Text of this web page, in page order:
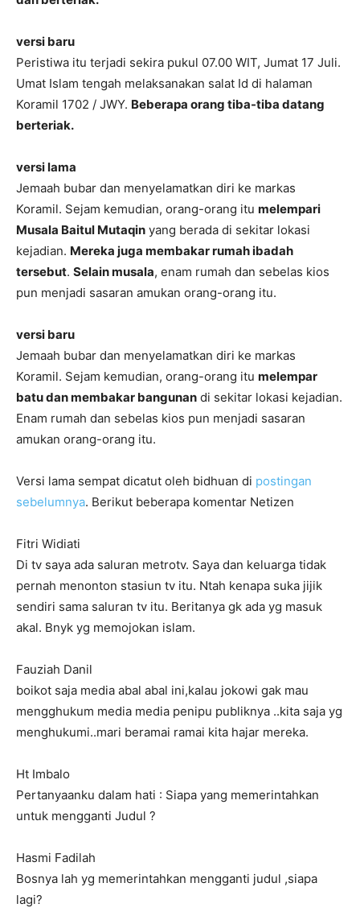
versi baru
Peristiwa itu terjadi sekira pukul 07.00 WIT, Jumat 17 Juli.
Umat Islam tengah melaksanakan salat Id di halaman
Koramil 1702 / JWY. Beberapa orang tiba-tiba datang
berteriak.
versi lama
Jemaah bubar dan menyelamatkan diri ke markas
Koramil. Sejam kemudian, orang-orang itu melempari
Musala Baitul Mutaqin yang berada di sekitar lokasi
kejadian. Mereka juga membakar rumah ibadah
tersebut. Selain musala, enam rumah dan sebelas kios
pun menjadi sasaran amukan orang-orang itu.
versi baru
Jemaah bubar dan menyelamatkan diri ke markas
Koramil. Sejam kemudian, orang-orang itu melempar
batu dan membakar bangunan di sekitar lokasi kejadian.
Enam rumah dan sebelas kios pun menjadi sasaran
amukan orang-orang itu.
Versi lama sempat dicatut oleh bidhuan di postingan
sebelumnya. Berikut beberapa komentar Netizen
Fitri Widiati
Di tv saya ada saluran metrotv. Saya dan keluarga tidak
pernah menonton stasiun tv itu. Ntah kenapa suka jijik
sendiri sama saluran tv itu. Beritanya gk ada yg masuk
akal. Bnyk yg memojokan islam.
Fauziah Danil
boikot saja media abal abal ini,kalau jokowi gak mau
mengghukum media media penipu publiknya ..kita saja yg
menghukumi..mari beramai ramai kita hajar mereka.
Ht Imbalo
Pertanyaanku dalam hati : Siapa yang memerintahkan
untuk mengganti Judul ?
Hasmi Fadilah
Bosnya lah yg memerintahkan mengganti judul ,siapa
lagi?